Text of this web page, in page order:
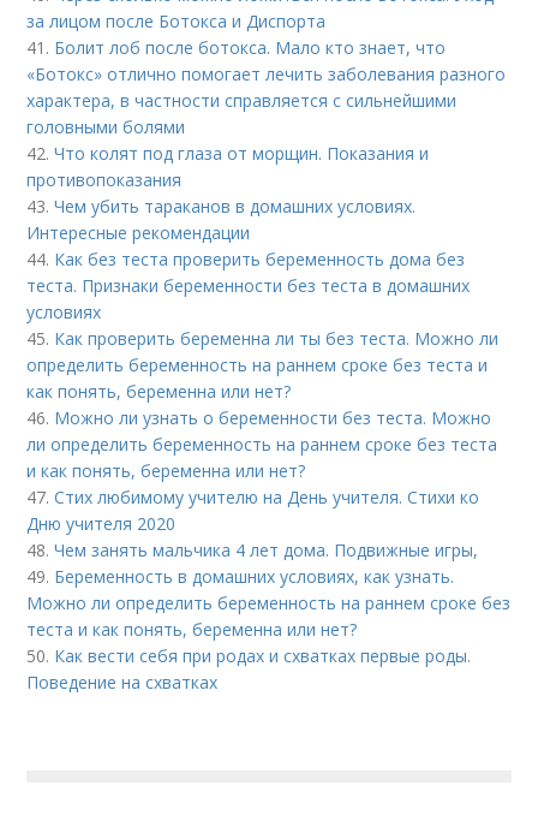
за лицом после Ботокса и Диспорта
41. Болит лоб после ботокса. Мало кто знает, что
«Ботокс» отлично помогает лечить заболевания разного
характера, в частности справляется с сильнейшими
головными болями
42.Что колят под глаза от морщин. Показания и
противопоказания
43.Чем убить тараканов в домашних условиях.
Интересные рекомендации
44. Как без теста проверить беременность дома без
теста. Признаки беременности без теста в домашних
условиях
45. Как проверить беременна ли ты без теста. Можно ли
определить беременность на раннем сроке без теста и
как понять, беременна или нет?
46. Можно ли узнать о беременности без теста. Можно
ли определить беременность на раннем сроке без теста
и как понять, беременна или нет?
47.Стих любимому учителю на День учителя. Стихи ко
Дню учителя 2020
48.Чем занять мальчика 4 лет дома. Подвижные игры,
49. Беременность в домашних условиях, как узнать.
Можно ли определить беременность на раннем сроке без
теста и как понять, беременна или нет?
50. Как вести себя при родах и схватках первые роды.
Поведение на схватках